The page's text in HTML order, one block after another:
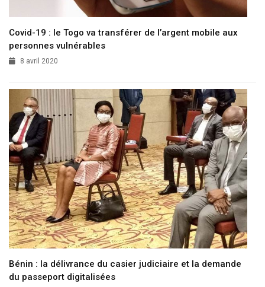
Covid-19 : le Togo va transférer de l’argent mobile aux
personnes vulnérables
8 avril 2020
Bénin : la délivrance du casier judiciaire et la demande
du passeport digitalisées